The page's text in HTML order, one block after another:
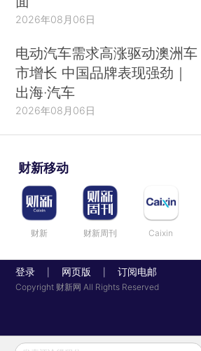
2026年08月06日
电动汽车需求高涨驱动澳洲车
市增长 中国品牌表现强劲｜
出海·汽车
2026年08月06日
财新移动
财新 财新周刊 Caixin
登录 网页版 订阅电邮
Copyright 财新网 All Rights Reserved